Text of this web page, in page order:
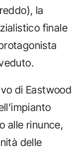
la
finale
di Eastwood
alle rinunce,
delle